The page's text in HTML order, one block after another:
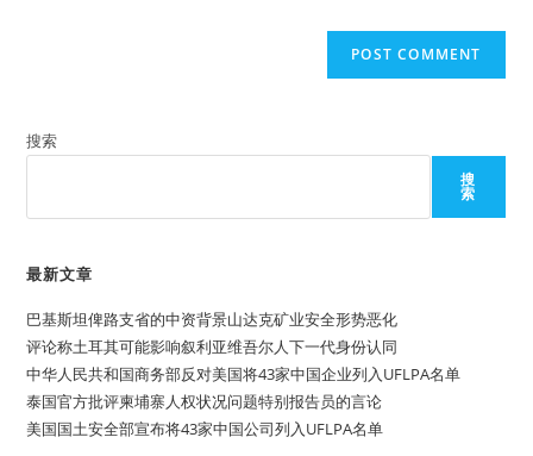
搜索
搜
索
最新文章
巴基斯坦俾路支省的中资背景山达克矿业安全形势恶化
评论称土耳其可能影响叙利亚维吾尔人下一代身份认同
中华人民共和国商务部反对美国将43家中国企业列入UFLPA名单
泰国官方批评柬埔寨人权状况问题特别报告员的言论
美国国土安全部宣布将43家中国公司列入UFLPA名单